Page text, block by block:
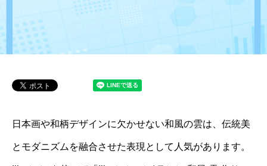
日本画や和柄デザインに欠かせない和風の雲は、伝統美
とモダニズムを融合させた表現として人気があります。